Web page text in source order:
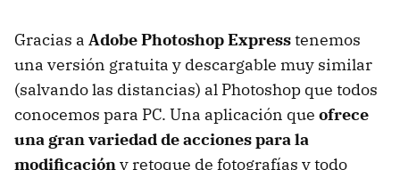
Gracias a Adobe Photoshop Expresstenemos
una versión gratuita y descargable muy similar
(salvando las distancias) al Photoshop que todos
conocemos para PC. Una aplicación que ofrece
una gran variedad de acciones para la
modificacióny retoque de fotografías y todo